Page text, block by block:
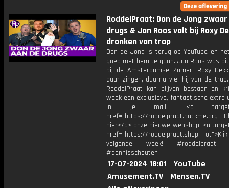
RoddelPraat: Don de Jong
drugs & Jan Roos valt bij Roxy
dronken van trap
Don de Jong is terug op YouTube en
goed met hem te gaan. Jan Roos was
bij de Amsterdamse Zomer. Roxy
daar zingen, daarna viel hij van de
RoddelPraat kan blijven bestaan en
week een exclusieve, fantastische extra
in je mail: <a
href="https://roddelpraat.backme.org
hier</a> onze nieuwe webshop: <a
href="https://roddelpraat.shop
volgende week! #roddelpraat
#dennisschouten
17-07-2024 18:01
YouTube
Amusement.TV
Mensen.TV